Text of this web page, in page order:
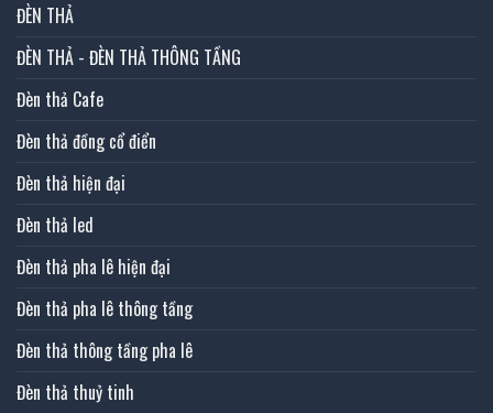
ĐÈN THẢ
ĐÈN THẢ - ĐÈN THẢ THÔNG TẦNG
Đèn thả Cafe
Đèn thả đồng cổ điển
Đèn thả hiện đại
Đèn thả led
Đèn thả pha lê hiện đại
Đèn thả pha lê thông tầng
Đèn thả thông tầng pha lê
Đèn thả thuỷ tinh